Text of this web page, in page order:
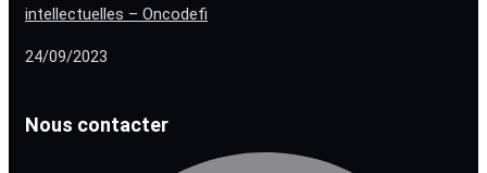
intellectuelles – Oncodefi
24/09/2023
Nous contacter